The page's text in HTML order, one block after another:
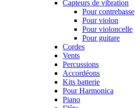
Capteurs de vibration
Pour contrebasse
Pour violon
Pour violoncelle
Pour guitare
Cordes
Vents
Percussions
Accordéons
Kits batterie
Pour Harmonica
Piano